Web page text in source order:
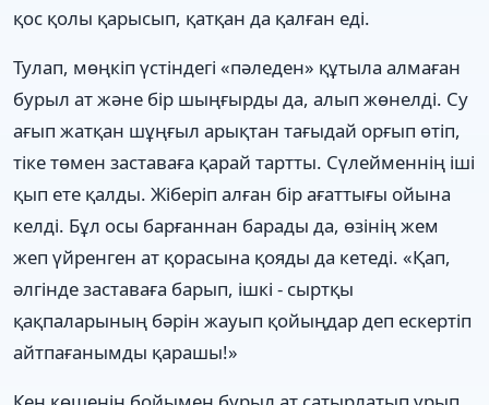
қос қолы қарысып, қатқан да қалған еді.
Тулап, мөңкіп үстіндегі «пәледен» құтыла алмаған
бурыл ат және бір шыңғырды да, алып жөнелді. Су
ағып жатқан шұңғыл арықтан тағыдай орғып өтіп,
тіке төмен заставаға қарай тартты. Сүлейменнің іші
қып ете қалды. Жіберіп алған бір ағаттығы ойына
келді. Бұл осы барғаннан барады да, өзінің жем
жеп үйренген ат қорасына қояды да кетеді. «Қап,
әлгінде заставаға барып, ішкі - сыртқы
қақпаларының бәрін жауып қойыңдар деп ескертіп
айтпағанымды қарашы!»